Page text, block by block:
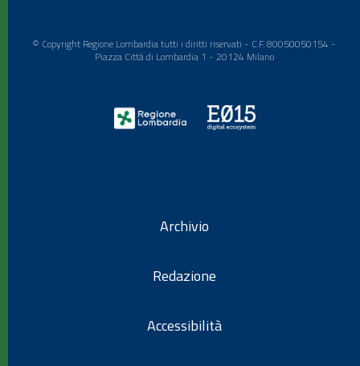
© Copyright Regione Lombardia tutti i diritti riservati - C.F. 80050050154 -
Piazza Città di Lombardia 1 - 20124 Milano
Archivio
Redazione
Accessibilità